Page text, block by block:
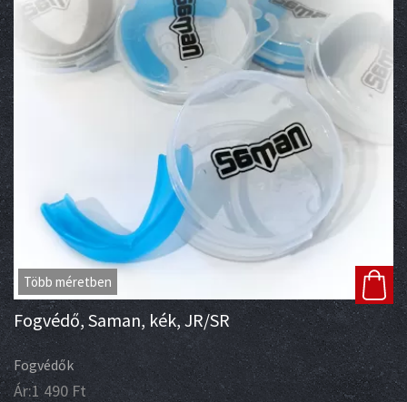
Több méretben
Fogvédő, Saman, kék, JR/SR
Fogvédők
Ár:1 490 Ft